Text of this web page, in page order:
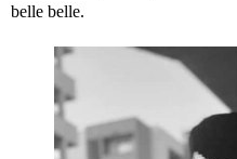
belle belle.